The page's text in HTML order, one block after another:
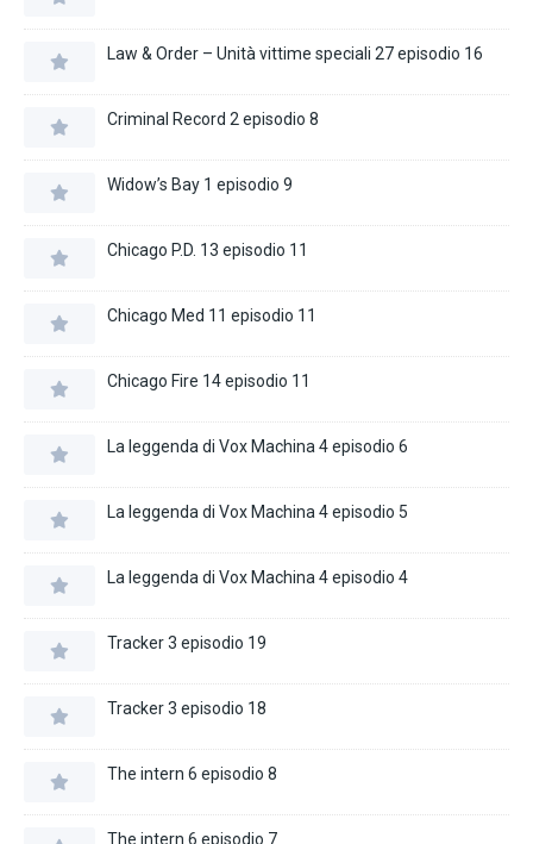
Law & Order – Unità vittime speciali 27 episodio 16
Criminal Record 2 episodio 8
Widow’s Bay 1 episodio 9
Chicago P.D. 13 episodio 11
Chicago Med 11 episodio 11
Chicago Fire 14 episodio 11
La leggenda di Vox Machina 4 episodio 6
La leggenda di Vox Machina 4 episodio 5
La leggenda di Vox Machina 4 episodio 4
Tracker 3 episodio 19
Tracker 3 episodio 18
The intern 6 episodio 8
The intern 6 episodio 7